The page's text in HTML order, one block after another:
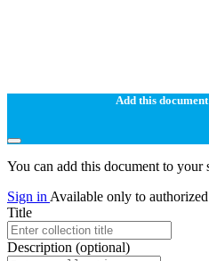
Add this
You can add this document to your
Sign in Available only to authorized
Title
Description (optional)